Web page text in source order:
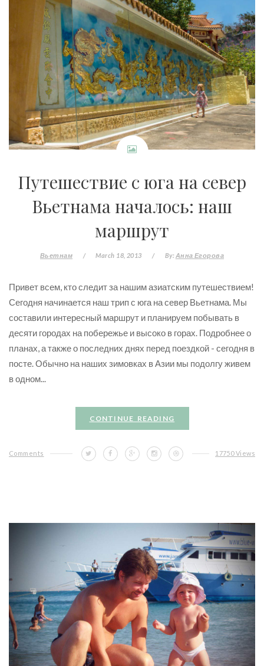
Путешествие с юга на север
Вьетнама началось: наш
маршрут
Вьетнам / March 18, 2013 / By: Анна Егорова
Привет всем, кто следит за нашим азиатским путешествием!
Сегодня начинается наш трип с юга на север Вьетнама. Мы
составили интересный маршрут и планируем побывать в
десяти городах на побережье и высоко в горах. Подробнее о
планах, а также о последних днях перед поездкой - сегодня в
посте. Обычно на наших зимовках в Азии мы подолгу живем
в одном...
CONTINUE READING
Comments 17750 Views